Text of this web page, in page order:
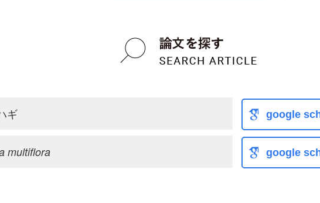
ギ google
multiflora google